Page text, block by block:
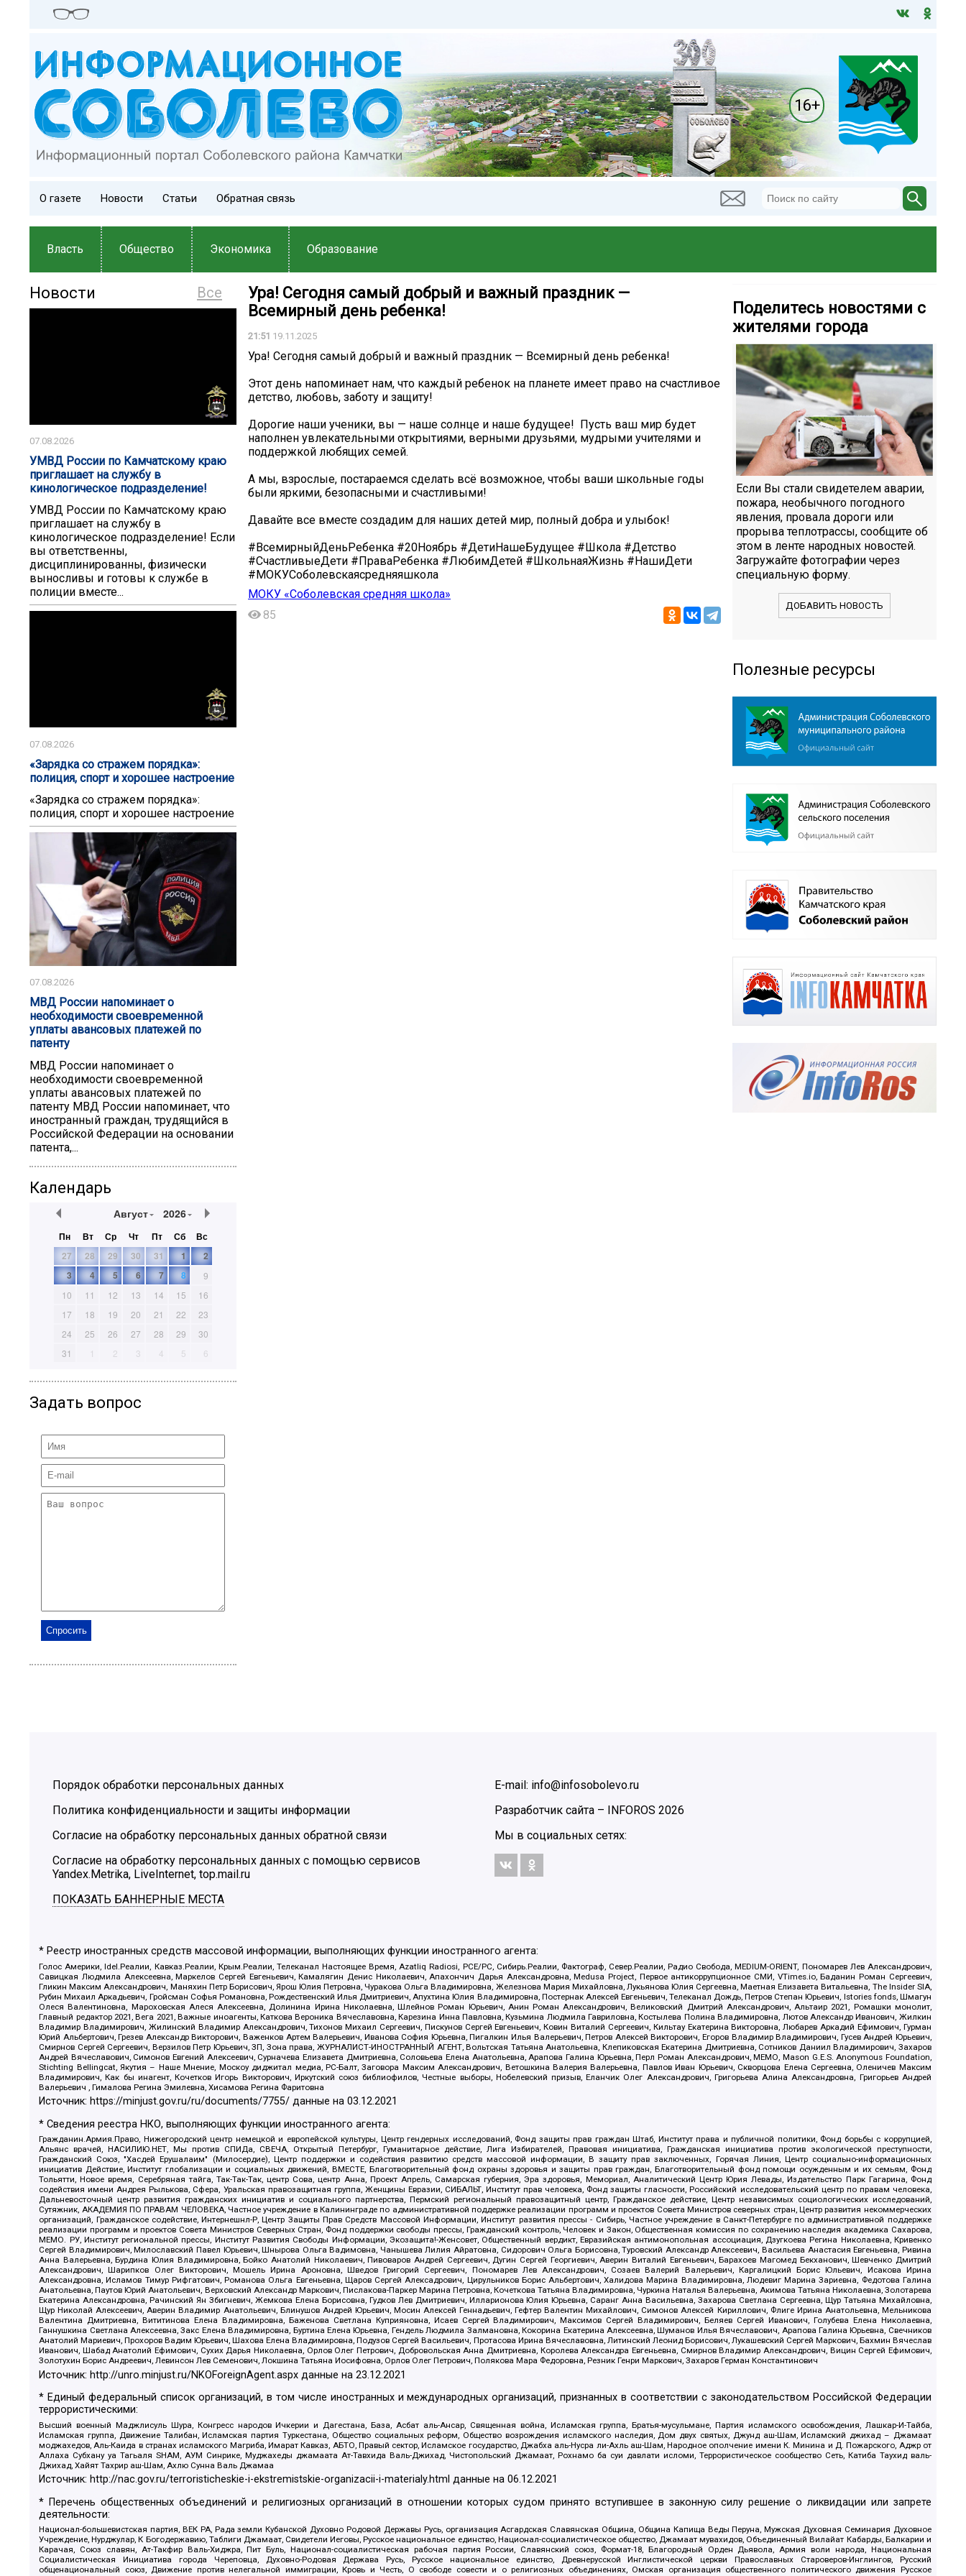
16+
О газете Новости Статьи Обратная связь
Власть Общество Экономика Образование
Все
Новости
07.08.2026
УМВД России по Камчатскому краю
приглашает на службу в
кинологическое подразделение!
УМВД России по Камчатскому краю
приглашает на службу в
кинологическое подразделение! Если
вы ответственны,
дисциплинированны, физически
выносливы и готовы к службе в
полиции вместе...
07.08.2026
«Зарядка со стражем порядка»:
полиция, спорт и хорошее настроение
«Зарядка со стражем порядка»:
полиция, спорт и хорошее настроение
07.08.2026
МВД России напоминает о
необходимости своевременной
уплаты авансовых платежей по
патенту
МВД России напоминает о
необходимости своевременной
уплаты авансовых платежей по
патенту ️МВД России напоминает, что
иностранный граждан, трудящийся в
Российской Федерации на основании
патента,...
Календарь
Август 2026
Пн Вт Ср Чт Пт Сб
Вс
27
28 29 30 31 1
2
3
4 5 6 7 8
9
10
11 12 13 14 15
16
17
18 19 20 21 22
23
24
25 26 27 28 29
30
31
1 2 3 4 5 6
Задать вопрос
Ура! Сегодня самый добрый и важный праздник —
Всемирный день ребенка!
21:51 19.11.2025
Ура! Сегодня самый добрый и важный праздник — Всемирный день ребенка!
Этот день напоминает нам, что каждый ребенок на планете имеет право на счастливое
детство, любовь, заботу и защиту! ️️
Дорогие наши ученики, вы — наше солнце и наше будущее! ️ Пусть ваш мир будет
наполнен увлекательными открытиями, верными друзьями, мудрыми учителями и
поддержкой любящих семей.
А мы, взрослые, постараемся сделать всё возможное, чтобы ваши школьные годы
были яркими, безопасными и счастливыми!
Давайте все вместе создадим для наших детей мир, полный добра и улыбок!
#ВсемирныйДеньРебенка #20Ноябрь #ДетиНашеБудущее #Школа #Детство
#СчастливыеДети #ПраваРебенка #ЛюбимДетей #ШкольнаяЖизнь #НашиДети
#МОКУСоболевскаясредняяшкола
МОКУ «Соболевская средняя школа»
85
Поделитесь новостями с
жителями города
Если Вы стали свидетелем аварии,
пожара, необычного погодного
явления, провала дороги или
прорыва теплотрассы, сообщите об
этом в ленте народных новостей.
Загружайте фотографии через
специальную форму.
ДОБАВИТЬ НОВОСТЬ
Полезные ресурсы
Порядок обработки персональных данных
Политика конфиденциальности и защиты информации
Согласие на обработку персональных данных обратной связи
Согласие на обработку персональных данных с помощью сервисов
Yandex.Metrika, LiveInternet, top.mail.ru
ПОКАЗАТЬ БАННЕРНЫЕ МЕСТА
E-mail: info@infosobolevo.ru
Разработчик сайта – INFOROS 2026
Мы в социальных сетях:
* Реестр иностранных средств массовой информации, выполняющих функции иностранного агента:
Голос Америки, Idel.Реалии, Кавказ.Реалии, Крым.Реалии, Телеканал Настоящее Время, Azatliq Radiosi, PCE/PC, Сибирь.Реалии, Фактограф, Север.Реалии, Радио Свобода, MEDIUM-ORIENT, Пономарев Лев Александрович,
Савицкая Людмила Алексеевна, Маркелов Сергей Евгеньевич, Камалягин Денис Николаевич, Апахончич Дарья Александровна, Medusa Project, Первое антикоррупционное СМИ, VTimes.io, Баданин Роман Сергеевич,
Гликин Максим Александрович, Маняхин Петр Борисович, Ярош Юлия Петровна, Чуракова Ольга Владимировна, Железнова Мария Михайловна, Лукьянова Юлия Сергеевна, Маетная Елизавета Витальевна, The Insider SIA,
Рубин Михаил Аркадьевич, Гройсман Софья Романовна, Рождественский Илья Дмитриевич, Апухтина Юлия Владимировна, Постернак Алексей Евгеньевич, Телеканал Дождь, Петров Степан Юрьевич, Istories fonds, Шмагун
Олеся Валентиновна, Мароховская Алеся Алексеевна, Долинина Ирина Николаевна, Шлейнов Роман Юрьевич, Анин Роман Александрович, Великовский Дмитрий Александрович, Альтаир 2021, Ромашки монолит,
Главный редактор 2021, Вега 2021, Важные иноагенты, Каткова Вероника Вячеславовна, Карезина Инна Павловна, Кузьмина Людмила Гавриловна, Костылева Полина Владимировна, Лютов Александр Иванович, Жилкин
Владимир Владимирович, Жилинский Владимир Александрович, Тихонов Михаил Сергеевич, Пискунов Сергей Евгеньевич, Ковин Виталий Сергеевич, Кильтау Екатерина Викторовна, Любарев Аркадий Ефимович, Гурман
Юрий Альбертович, Грезев Александр Викторович, Важенков Артем Валерьевич, Иванова София Юрьевна, Пигалкин Илья Валерьевич, Петров Алексей Викторович, Егоров Владимир Владимирович, Гусев Андрей Юрьевич,
Смирнов Сергей Сергеевич, Верзилов Петр Юрьевич, ЗП, Зона права, ЖУРНАЛИСТ-ИНОСТРАННЫЙ АГЕНТ, Вольтская Татьяна Анатольевна, Клепиковская Екатерина Дмитриевна, Сотников Даниил Владимирович, Захаров
Андрей Вячеславович, Симонов Евгений Алексеевич, Сурначева Елизавета Дмитриевна, Соловьева Елена Анатольевна, Арапова Галина Юрьевна, Перл Роман Александрович, МЕМО, Mason G.E.S. Anonymous Foundation,
Stichting Bellingcat, Якутия – Наше Мнение, Москоу диджитал медиа, РС-Балт, Заговора Максим Александрович, Ветошкина Валерия Валерьевна, Павлов Иван Юрьевич, Скворцова Елена Сергеевна, Оленичев Максим
Владимирович, Как бы инагент, Кочетков Игорь Викторович, Иркутский союз библиофилов, Честные выборы, Нобелевский призыв, Еланчик Олег Александрович, Григорьева Алина Александровна, Григорьев Андрей
Валерьевич , Гималова Регина Эмилевна, Хисамова Регина Фаритовна
Источник: https://minjust.gov.ru/ru/documents/7755/ данные на03.12.2021
* Сведения реестра НКО, выполняющих функции иностранного агента:
Гражданин.Армия.Право, Нижегородский центр немецкой и европейской культуры, Центр гендерных исследований, Фонд защиты прав граждан Штаб, Институт права и публичной политики, Фонд борьбы с коррупцией,
Альянс врачей, НАСИЛИЮ.НЕТ, Мы против СПИДа, СВЕЧА, Открытый Петербург, Гуманитарное действие, Лига Избирателей, Правовая инициатива, Гражданская инициатива против экологической преступности,
Гражданский Союз, "Хасдей Ерушалаим" (Милосердие), Центр поддержки и содействия развитию средств массовой информации, В защиту прав заключенных, Горячая Линия, Центр социально-информационных
инициатив Действие, Институт глобализации и социальных движений, ВМЕСТЕ, Благотворительный фонд охраны здоровья и защиты прав граждан, Благотворительный фонд помощи осужденным и их семьям, Фонд
Тольятти, Новое время, Серебряная тайга, Так-Так-Так, центр Сова, центр Анна, Проект Апрель, Самарская губерния, Эра здоровья, Мемориал, Аналитический Центр Юрия Левады, Издательство Парк Гагарина, Фонд
содействия имени Андрея Рылькова, Сфера, Уральская правозащитная группа, Женщины Евразии, СИБАЛЬТ, Институт прав человека, Фонд защиты гласности, Российский исследовательский центр по правам человека,
Дальневосточный центр развития гражданских инициатив и социального партнерства, Пермский региональный правозащитный центр, Гражданское действие, Центр независимых социологических исследований,
Сутяжник, АКАДЕМИЯ ПО ПРАВАМ ЧЕЛОВЕКА, Частное учреждение в Калининграде по административной поддержке реализации программ и проектов Совета Министров северных стран, Центр развития некоммерческих
организаций, Гражданское содействие, Интернешнл-Р, Центр Защиты Прав Средств Массовой Информации, Институт развития прессы - Сибирь, Частное учреждение в Санкт-Петербурге по административной поддержке
реализации программ и проектов Совета Министров Северных Стран, Фонд поддержки свободы прессы, Гражданский контроль, Человек и Закон, Общественная комиссия по сохранению наследия академика Сахарова,
МЕМО. РУ, Институт региональной прессы, Институт Развития Свободы Информации, Экозащита!-Женсовет, Общественный вердикт, Евразийская антимонопольная ассоциация, Дзугкоева Регина Николаевна, Кривенко
Сергей Владимирович, Милославский Павел Юрьевич, Шнырова Ольга Вадимовна, Чанышева Лилия Айратовна, Сидорович Ольга Борисовна, Туровский Александр Алексеевич, Васильева Анастасия Евгеньевна, Ривина
Анна Валерьевна, Бурдина Юлия Владимировна, Бойко Анатолий Николаевич, Пивоваров Андрей Сергеевич, Дугин Сергей Георгиевич, Аверин Виталий Евгеньевич, Барахоев Магомед Бекханович, Шевченко Дмитрий
Александрович, Шарипков Олег Викторович, Мошель Ирина Ароновна, Шведов Григорий Сергеевич, Пономарев Лев Александрович, Созаев Валерий Валерьевич, Каргалицкий Борис Юльевич, Исакова Ирина
Александровна, Исламов Тимур Рифгатович, Романова Ольга Евгеньевна, Щаров Сергей Алексадрович, Цирульников Борис Альбертович, Халидова Марина Владимировна, Людевиг Марина Зариевна, Федотова Галина
Анатольевна, Паутов Юрий Анатольевич, Верховский Александр Маркович, Пислакова-Паркер Марина Петровна, Кочеткова Татьяна Владимировна, Чуркина Наталья Валерьевна, Акимова Татьяна Николаевна, Золотарева
Екатерина Александровна, Рачинский Ян Збигневич, Жемкова Елена Борисовна, Гудков Лев Дмитриевич, Илларионова Юлия Юрьевна, Саранг Анна Васильевна, Захарова Светлана Сергеевна, Щур Татьяна Михайловна,
Щур Николай Алексеевич, Аверин Владимир Анатольевич, Блинушов Андрей Юрьевич, Мосин Алексей Геннадьевич, Гефтер Валентин Михайлович, Симонов Алексей Кириллович, Флиге Ирина Анатольевна, Мельникова
Валентина Дмитриевна, Вититинова Елена Владимировна, Баженова Светлана Куприяновна, Исаев Сергей Владимирович, Максимов Сергей Владимирович, Беляев Сергей Иванович, Голубева Елена Николаевна,
Ганнушкина Светлана Алексеевна, Закс Елена Владимировна, Буртина Елена Юрьевна, Гендель Людмила Залмановна, Кокорина Екатерина Алексеевна, Шуманов Илья Вячеславович, Арапова Галина Юрьевна, Свечников
Анатолий Мариевич, Прохоров Вадим Юрьевич, Шахова Елена Владимировна, Подузов Сергей Васильевич, Протасова Ирина Вячеславовна, Литинский Леонид Борисович, Лукашевский Сергей Маркович, Бахмин Вячеслав
Иванович, Шабад Анатолий Ефимович, Сухих Дарья Николаевна, Орлов Олег Петрович, Добровольская Анна Дмитриевна, Королева Александра Евгеньевна, Смирнов Владимир Александрович, Вицин Сергей Ефимович,
Золотухин Борис Андреевич, Левинсон Лев Семенович, Локшина Татьяна Иосифовна, Орлов Олег Петрович, Полякова Мара Федоровна, Резник Генри Маркович, Захаров Герман Константинович
Источник: http://unro.minjust.ru/NKOForeignAgent.aspx данные на23.12.2021
* Единый федеральный список организаций, в том числе иностранных и международных организаций, признанных в соответствии с законодательством Российской Федерации
террористическими:
Высший военный Маджлисуль Шура, Конгресс народов Ичкерии и Дагестана, База, Асбат аль-Ансар, Священная война, Исламская группа, Братья-мусульмане, Партия исламского освобождения, Лашкар-И-Тайба,
Исламская группа, Движение Талибан, Исламская партия Туркестана, Общество социальных реформ, Общество возрождения исламского наследия, Дом двух святых, Джунд аш-Шам, Исламский джихад – Джамаат
моджахедов, Аль-Каида в странах исламского Магриба, Имарат Кавказ, АБТО, Правый сектор, Исламское государство, Джабха аль-Нусра ли-Ахль аш-Шам, Народное ополчение имени К. Минина и Д. Пожарского, Аджр от
Аллаха Субхану уа Тагьаля SHAM, АУМ Синрике, Муджахеды джамаата Ат-Тавхида Валь-Джихад, Чистопольский Джамаат, Рохнамо ба суи давлати исломи, Террористическое сообщество Сеть, Катиба Таухид валь-
Джихад, Хайят Тахрир аш-Шам, Ахлю Сунна Валь Джамаа
Источник: http://nac.gov.ru/terroristicheskie-i-ekstremistskie-organizacii-i-materialy.html данные на06.12.2021
* Перечень общественных объединений и религиозных организаций в отношении которых судом принято вступившее в законную силу решение о ликвидации или запрете
деятельности:
Национал-большевистская партия, ВЕК РА, Рада земли Кубанской Духовно Родовой Державы Русь, организация Асгардская Славянская Община, Община Капища Веды Перуна, Мужская Духовная Семинария Духовное
Учреждение, Нурджулар, К Богодержавию, Таблиги Джамаат, Свидетели Иеговы, Русское национальное единство, Национал-социалистическое общество, Джамаат мувахидов, Объединенный Вилайат Кабарды, Балкарии и
Карачая, Союз славян, Ат-Такфир Валь-Хиджра, Пит Буль, Национал-социалистическая рабочая партия России, Славянский союз, Формат-18, Благородный Орден Дьявола, Армия воли народа, Национальная
Социалистическая Инициатива города Череповца, Духовно-Родовая Держава Русь, Русское национальное единство, Древнерусской Инглистической церкви Православных Староверов-Инглингов, Русский
общенациональный союз, Движение против нелегальной иммиграции, Кровь и Честь, О свободе совести и о религиозных объединениях, Омская организация общественного политического движения Русское